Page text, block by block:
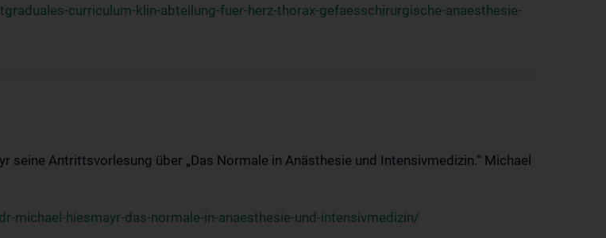
curriculum-klin-abteilung-fuer-herz-thorax-gefaesschirurgische-anaesthesie-
seine Antrittsvorlesung über „Das Normale in Anästhesie und Intensivmedizin.“ Michael
hiesmayr-das-normale-in-anaesthesie-und-intensivmedizin/